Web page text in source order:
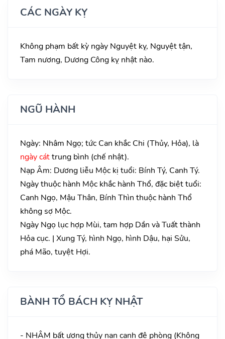
CÁC NGÀY KỴ
Không phạm bất kỳ ngày Nguyệt kỵ, Nguyệt tận,
Tam nương, Dương Công kỵ nhật nào.
NGŨ HÀNH
Ngày: Nhâm Ngọ; tức Can khắc Chi (Thủy, Hỏa), là
ngày cáttrung bình (chế nhật).
Nạp Âm: Dương liễu Mộc kị tuổi: Bính Tý, Canh Tý.
Ngày thuộc hành Mộc khắc hành Thổ, đặc biệt tuổi:
Canh Ngọ, Mậu Thân, Bính Thìn thuộc hành Thổ
không sợ Mộc.
Ngày Ngọ lục hợp Mùi, tam hợp Dần và Tuất thành
Hỏa cục. | Xung Tý, hình Ngọ, hình Dậu, hại Sửu,
phá Mão, tuyệt Hợi.
BÀNH TỔ BÁCH KỴ NHẬT
- NHÂM bất ương thủy nan canh đê phòng (Không